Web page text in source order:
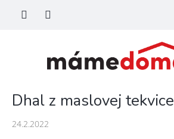
Dhal z maslovej tekvice
24.2.2022